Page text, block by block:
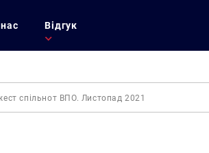
Відгук
спільнот ВПО. Листопад 2021